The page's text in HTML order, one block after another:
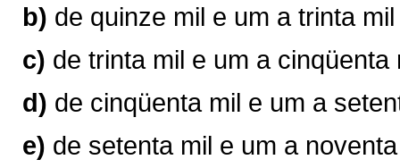
b) de quinze mil e um a trinta
c) de trinta mil e um a
d) de cinqüenta mil e um a
e) de setenta mil e um a